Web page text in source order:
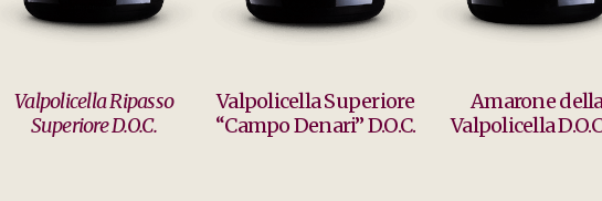
Valpolicella Ripasso
Superiore D.O.C.
Valpolicella Superiore
“Campo Denari” D.O.C.
Amarone
Valpolicella